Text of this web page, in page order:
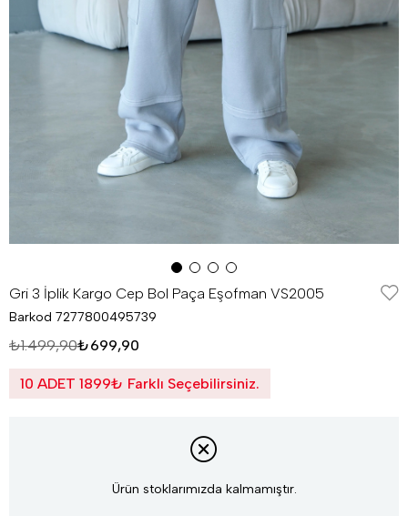
Gri 3 İplik Kargo Cep Bol Paça Eşofman VS2005
Barkod 7277800495739
₺1.499,90₺699,90
10 ADET 1899₺ Farklı Seçebilirsiniz.
Ürün stoklarımızda kalmamıştır.